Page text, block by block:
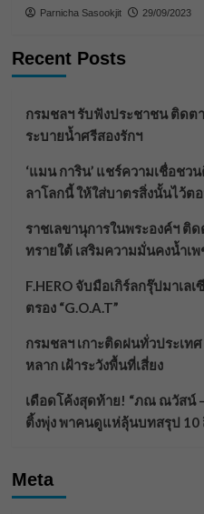
Parnicha Sasookjit 29/09/2023
Recent Posts
กรมชลฯ รับฟังประชาชน ติดต
ระบายน้ำศรีสองรักฯ
‘แมน การิน’ แชร์ความเชื่อชว
ลาโลกนี้ ให้ใส่บาตรสิ่งนั้นไว้ต
ราชเลขานุการในพระองค์ฯ ติ
ทรายใต้ เสริมความมั่นคงน้ำเ
F.HERO จับมือเกิร์ลกรุ๊ปมาเล
ตรอง “G.O.A.T”
กรมชลฯ เกาะติดฝนทั่วประเท
หลาก เฝ้าระวังพื้นที่เสี่ยง
เดือดโค้งสุดท้าย! “ภณ ณวัสน์ –
ติ้งพุ่ง พาคนดูแห่ลุ้นบทสรุป 10
Meta